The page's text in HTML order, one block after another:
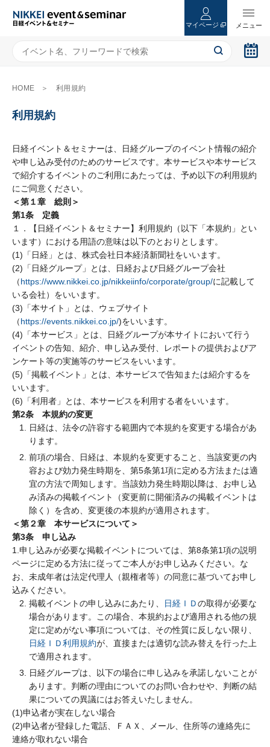
マイページ
HOME 利用規約
利用規約
日経イベント＆セミナーは、日経グループのイベント情報の紹介
や申し込み受付のためのサービスです。本サービスや本サービス
で紹介するイベントのご利用にあたっては、予め以下の利用規約
にご同意ください。
＜第１章 総則＞
第1条 定義
１．【日経イベント＆セミナー】利用規約（以下「本規約」とい
います）における用語の意味は以下のとおりとします。
(1)「日経」とは、株式会社日本経済新聞社をいいます。
(2)「日経グループ」とは、日経および日経グループ会社
（https://www.nikkei.co.jp/nikkeiinfo/corporate/group/に記載して
いる会社）をいいます。
(3)「本サイト」とは、ウェブサイト
（https://events.nikkei.co.jp/)をいいます。
(4)「本サービス」とは、日経グループが本サイトにおいて行う
イベントの告知、紹介、申し込み受付、レポートの提供およびア
ンケート等の実施等のサービスをいいます。
(5)「掲載イベント」とは、本サービスで告知または紹介するを
いいます。
(6)「利用者」とは、本サービスを利用する者をいいます。
第2条 本規約の変更
日経は、法令の許容する範囲内で本規約を変更する場合があ
ります。
前項の場合、日経は、本規約を変更すること、当該変更の内
容および効力発生時期を、第5条第1項に定める方法または適
宜の方法で周知します。当該効力発生時期以降は、お申し込
み済みの掲載イベント（変更前に開催済みの掲載イベントは
除く）を含め、変更後の本規約が適用されます。
＜第２章 本サービスについて＞
第3条 申し込み
1.申し込みが必要な掲載イベントについては、第8条第1項の説明
ページに定める方法に従ってご本人がお申し込みください。な
お、未成年者は法定代理人（親権者等）の同意に基づいてお申し
込みください。
掲載イベントの申し込みにあたり、
日経ＩＤの取得が必要な
場合があります。この場合、本規約および適用される他の規
定に定めがない事項については、その性質に反しない限り、
日経ＩＤ利用規約が、直接または適切な読み替えを行った上
で適用されます。
日経グループは、以下の場合に申し込みを承諾しないことが
あります。判断の理由についてのお問い合わせや、判断の結
果についての異議にはお答えいたしません。
(1)申込者が実在しない場合
(2)申込者が登録した電話、ＦＡＸ、メール、住所等の連絡先に
連絡が取れない場合